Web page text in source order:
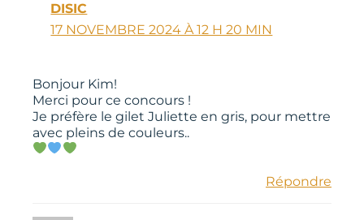
DISIC
17 NOVEMBRE 2024 À 12 H 20 MIN
Bonjour Kim!
Merci pour ce concours !
Je préfère le gilet Juliette en gris, pour mettre
avec pleins de couleurs..
Répondre